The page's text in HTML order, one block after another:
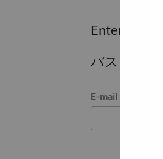
Enter the
パスワー
パスワードをリ
E-mail